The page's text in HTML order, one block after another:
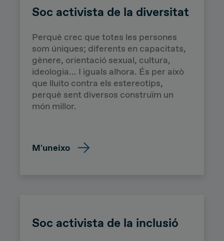
Soc activista de la diversitat
Perquè crec que totes les persones
som úniques; diferents en capacitats,
gènere, orientació sexual, cultura,
ideologia... I iguals alhora. És per això
que lluito contra els estereotips,
perquè sent diversos construïm un
món millor.
Wisibilízalas
M'uneixo
Soc activista de la inclusió